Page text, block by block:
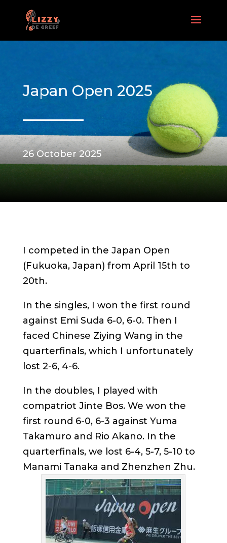
Japan Open 2025
26 October 2025
I competed in the Japan Open
(Fukuoka, Japan) from April 15th to
20th.
In the singles, I won the first round
against Emi Suda 6-0, 6-0. Then I
faced Chinese Ziying Wang in the
quarterfinals, which I unfortunately
lost 2-6, 4-6.
In the doubles, I played with
compatriot Jinte Bos. We won the
first round 6-0, 6-3 against Yuma
Takamuro and Rio Akano. In the
quarterfinals, we lost 6-4, 5-7, 5-10 to
Manami Tanaka and Zhenzhen Zhu.